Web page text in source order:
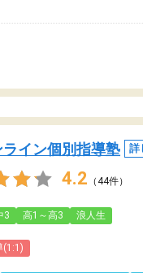
期での変
しました。
は良かっ
ライン個別指導塾 詳
4.2 （44件）
3 高1～高3 浪人生
(1:1)